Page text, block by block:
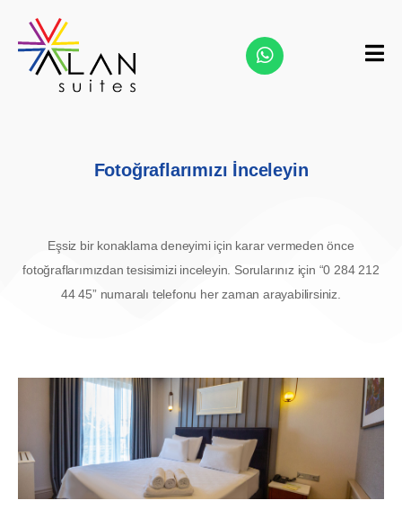
Fotoğraflarımızı İnceleyin
Eşsiz bir konaklama deneyimi için karar vermeden önce
fotoğraflarımızdan tesisimizi inceleyin. Sorularınız için “0 284 212
44 45” numaralı telefonu her zaman arayabilirsiniz.